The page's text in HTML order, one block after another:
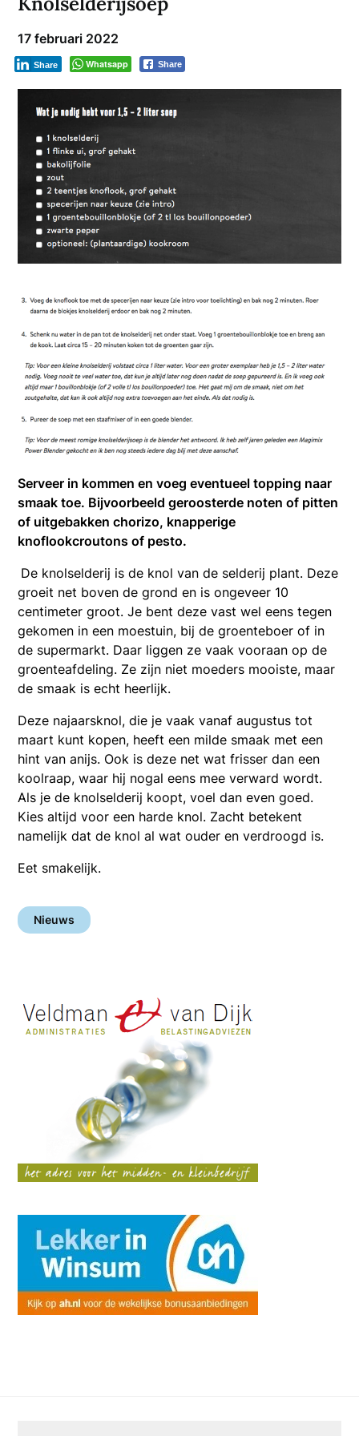
17 februari 2022
Whatsapp Share
Share
Serveer in kommen en voeg eventueel topping naar
smaak toe. Bijvoorbeeld geroosterde noten of pitten
of uitgebakken chorizo, knapperige
knoflookcroutons of pesto.
De knolselderij is de knol van de selderij plant. Deze
groeit net boven de grond en is ongeveer 10
centimeter groot. Je bent deze vast wel eens tegen
gekomen in een moestuin, bij de groenteboer of in
de supermarkt. Daar liggen ze vaak vooraan op de
groenteafdeling. Ze zijn niet moeders mooiste, maar
de smaak is echt heerlijk.
Deze najaarsknol, die je vaak vanaf augustus tot
maart kunt kopen, heeft een milde smaak met een
hint van anijs. Ook is deze net wat frisser dan een
koolraap, waar hij nogal eens mee verward wordt.
Als je de knolselderij koopt, voel dan even goed.
Kies altijd voor een harde knol. Zacht betekent
namelijk dat de knol al wat ouder en verdroogd is.
Eet smakelijk.
Nieuws